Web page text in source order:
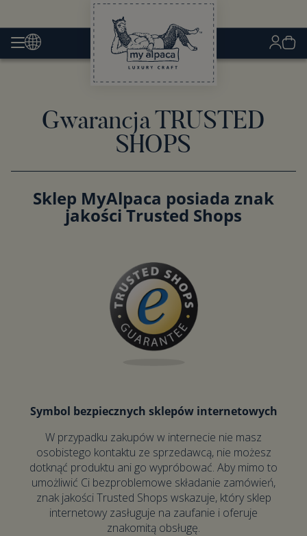
Gwarancja TRUSTED
SHOPS
Sklep MyAlpaca posiada znak
jakości Trusted Shops
Symbol bezpiecznych sklepów internetowych
W przypadku zakupów w internecie nie masz
osobistego kontaktu ze sprzedawcą, nie możesz
dotknąć produktu ani go wypróbować. Aby mimo to
umożliwić Ci bezproblemowe składanie zamówień,
znak jakości Trusted Shops wskazuje, który sklep
internetowy zasługuje na zaufanie i oferuje
znakomitą obsługę.